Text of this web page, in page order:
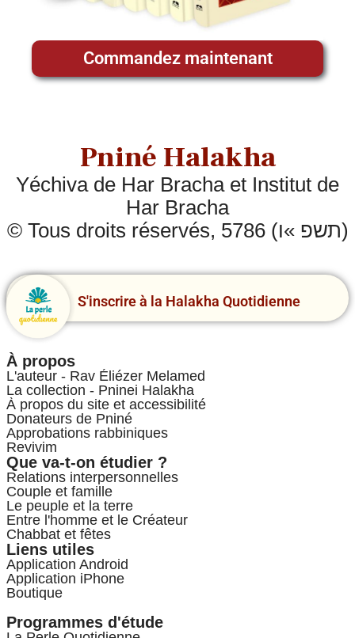
Commandez maintenant
Pniné Halakha
Yéchiva de Har Bracha et Institut de
Har Bracha
© Tous droits réservés, 5786 (תשפ »ו)
S'inscrire à la Halakha Quotidienne
À propos
L'auteur - Rav Éliézer Melamed
La collection - Pninei Halakha
À propos du site et accessibilité
Donateurs de Pniné
Approbations rabbiniques
Revivim
Que va-t-on étudier ?
Relations interpersonnelles
Couple et famille
Le peuple et la terre
Entre l'homme et le Créateur
Chabbat et fêtes
Liens utiles
Application Android
Application iPhone
Boutique
Programmes d'étude